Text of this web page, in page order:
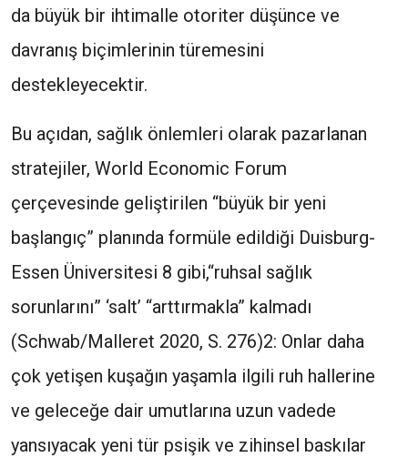
da büyük bir ihtimalle otoriter düşünce ve
davranış biçimlerinin türemesini
destekleyecektir.
Bu açıdan, sağlık önlemleri olarak pazarlanan
stratejiler, World Economic Forum
çerçevesinde geliştirilen “büyük bir yeni
başlangıç” planında formüle edildiği Duisburg-
Essen Üniversitesi 8 gibi,“ruhsal sağlık
sorunlarını” ‘salt’ “arttırmakla” kalmadı
(Schwab/Malleret 2020, S. 276)2: Onlar daha
çok yetişen kuşağın yaşamla ilgili ruh hallerine
ve geleceğe dair umutlarına uzun vadede
yansıyacak yeni tür psişik ve zihinsel baskılar